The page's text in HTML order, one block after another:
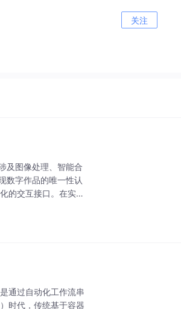
关注
及图像处理、智能合
数字作品的唯一性认
的交互接口。在实际
通过自动化工作流串
时代，传统基于容器